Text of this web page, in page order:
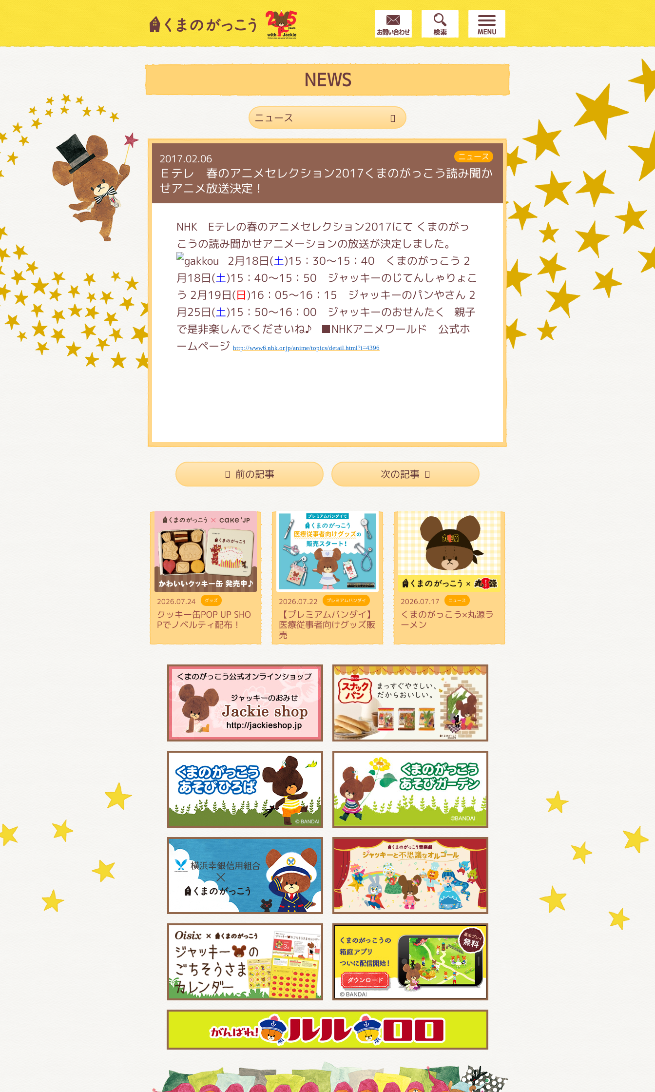
NEWS
2017.02.06 ニュース
Ｅテレ 春のアニメセレクション2017くまのがっこう読み聞か
せアニメ放送決定！
NHK Eテレの春のアニメセレクション2017にて くまのがっ
こうの読み聞かせアニメーションの放送が決定しました。
2月18日(土)15：30～15：40 くまのがっこう 2
月18日(土)15：40～15：50 ジャッキーのじてんしゃりょこ
う 2月19日(日)16：05～16：15 ジャッキーのパンやさん 2
月25日(土)15：50～16：00 ジャッキーのおせんたく 親子
で是非楽しんでくださいね♪ ■NHKアニメワールド 公式ホ
ームページ http://www6.nhk.or.jp/anime/topics/detail.html?i=4396
前の記事 次の記事
2026.07.24 グッズ
クッキー缶POP UP SHO
Pでノベルティ配布！
2026.07.22 プレミアムバンダイ
【プレミアムバンダイ】
医療従事者向けグッズ販
売
2026.07.17 ニュース
くまのがっこう×丸源ラ
ーメン
キャラクター紹介
スタッフブログ
絵本・作家紹介
グッズインフォメーション
ミュージカル・コンサート
おたのしみコンテンツ(クイズ・AR・診断・占い)
くまのがっこう しょくいんしつ
くまのがっこう 家庭科部